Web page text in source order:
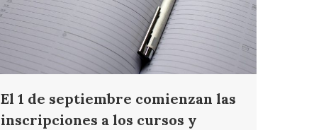
El 1 de septiembre comienzan las
inscripciones a los cursos y